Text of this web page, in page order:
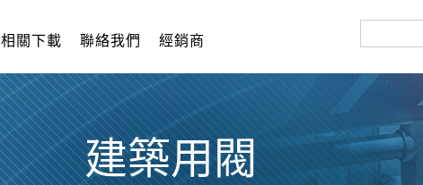
相關下載 聯絡我們 經銷商
建築用閥